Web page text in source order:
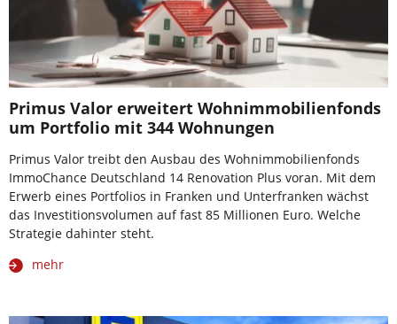
Primus Valor erweitert Wohnimmobilienfonds
um Portfolio mit 344 Wohnungen
Primus Valor treibt den Ausbau des Wohnimmobilienfonds
ImmoChance Deutschland 14 Renovation Plus voran. Mit dem
Erwerb eines Portfolios in Franken und Unterfranken wächst
das Investitionsvolumen auf fast 85 Millionen Euro. Welche
Strategie dahinter steht.
mehr